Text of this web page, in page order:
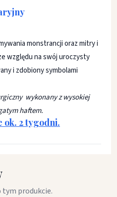
monstrancji oraz mitry i
względu na swój uroczysty
i zdobiony symbolami
wykonany z wysokiej
haftem.
ok. 2 tygodni.
tym produkcie.